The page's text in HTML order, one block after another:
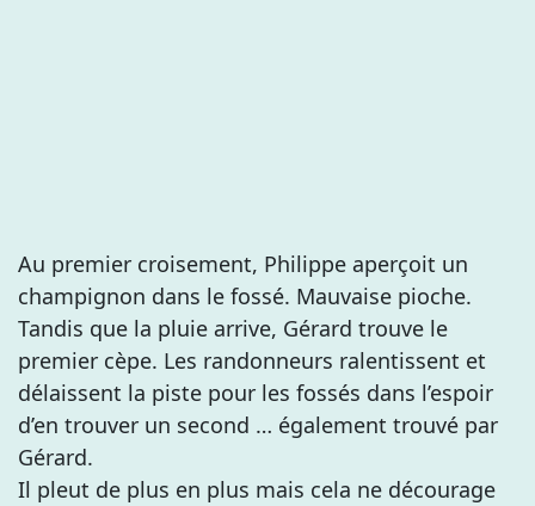
Au premier croisement, Philippe aperçoit un
champignon dans le fossé. Mauvaise pioche.
Tandis que la pluie arrive, Gérard trouve le
premier cèpe. Les randonneurs ralentissent et
délaissent la piste pour les fossés dans l’espoir
d’en trouver un second … également trouvé par
Gérard.
Il pleut de plus en plus mais cela ne décourage